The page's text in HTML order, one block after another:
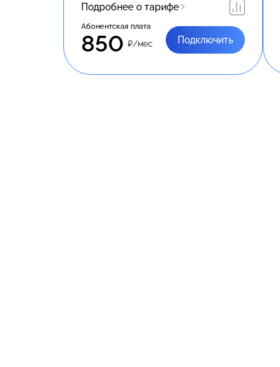
Подробнее о тарифе
Абонентская плата
850 ₽/мес Подключить